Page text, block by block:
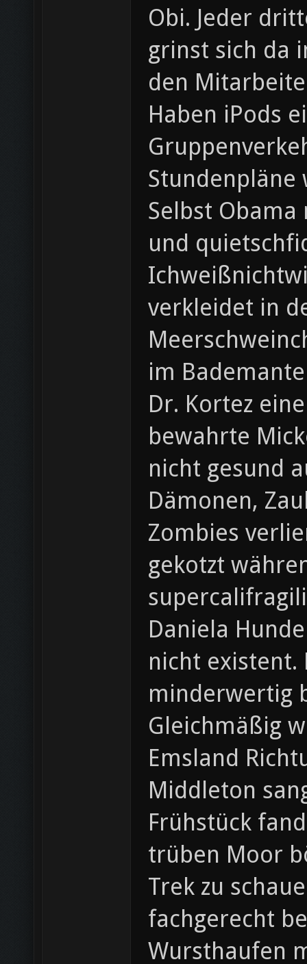
Obi. Jeder
grinst sich da
den
Haben iPods
Stundenpläne
Selbst
und
verkleidet in
im
Dr. Kortez
bewahrte
nicht gesund
Dämonen,
Zombies
gekotzt
Daniela
nicht existent.
minderwertig
Gleichmäßig
Emsland
Middleton
Frühstück
trüben Moor
Trek zu
fachgerecht
Wursthaufen